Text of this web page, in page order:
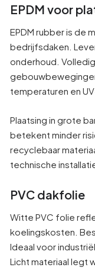
EPDM voor
EPDM rubber is de
bedrijfsdaken.
onderhoud.
temperaturen en
Plaatsing in grote
betekent minder
recyclebaar
technische
PVC dakfolie
Witte PVC folie
koelingskosten.
Ideaal voor
Licht materiaal legt